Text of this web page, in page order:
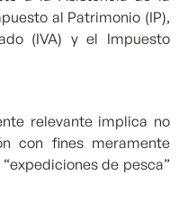
al Patrimonio (IP),
(IVA) y el Impuesto
relevante implica no
con fines meramente
de pesca”